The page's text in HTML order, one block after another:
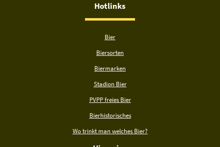
Hotlinks
Bier
Biersorten
Biermarken
Stadion Bier
PVPP freies Bier
Bierhistorisches
Wo trinkt man welches Bier?